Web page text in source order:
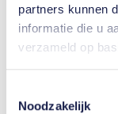
partners kunnen
informatie die u
verzameld op
Noodzakelijk